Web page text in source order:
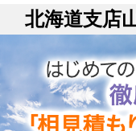
北海道支店